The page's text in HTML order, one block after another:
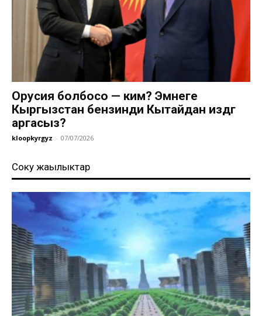
Орусия болбосо — ким? Эмнеге
Кыргызстан бензинди Кытайдан издөөгө
аргасыз?
kloopkyrgyz - 07/07/2026
Соңку жаңылыктар